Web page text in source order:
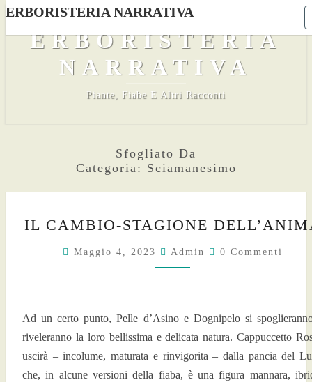
Skip
to
content
ERBORISTERIA NARRATIVA
ERBORISTERIA
NARRATIVA
Piante, Fiabe E Altri Racconti
Sfogliato Da
Categoria: Sciamanesimo
CAMBIO-
STAGIONE
DELL’ANIMA
IL CAMBIO-STAGIONE
Maggio 4, 2023 Admin Commenti
0 Commenti
Ad un certo punto, Pelle d’Asino e Dognipelo si
riveleranno la loro bellissima e delicata natura. Cappuccetto
uscirà – incolume, maturata e rinvigorita – dalla pancia del
che, in alcune versioni della fiaba, è una figura mannara,